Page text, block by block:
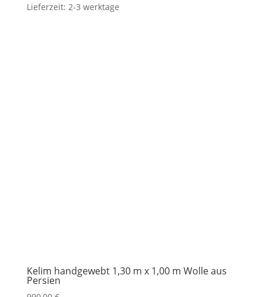
Lieferzeit: 2-3 werktage
Kelim handgewebt 1,30 m x 1,00 m Wolle aus
Persien